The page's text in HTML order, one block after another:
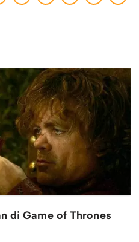
di Game of Thrones